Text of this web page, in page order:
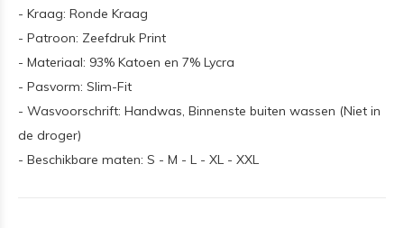
- Kraag: Ronde Kraag
- Patroon: Zeefdruk Print
- Materiaal: 93% Katoen en 7% Lycra
- Pasvorm: Slim-Fit
- Wasvoorschrift: Handwas, Binnenste buiten wassen (Niet in
de droger)
- Beschikbare maten: S - M - L - XL - XXL